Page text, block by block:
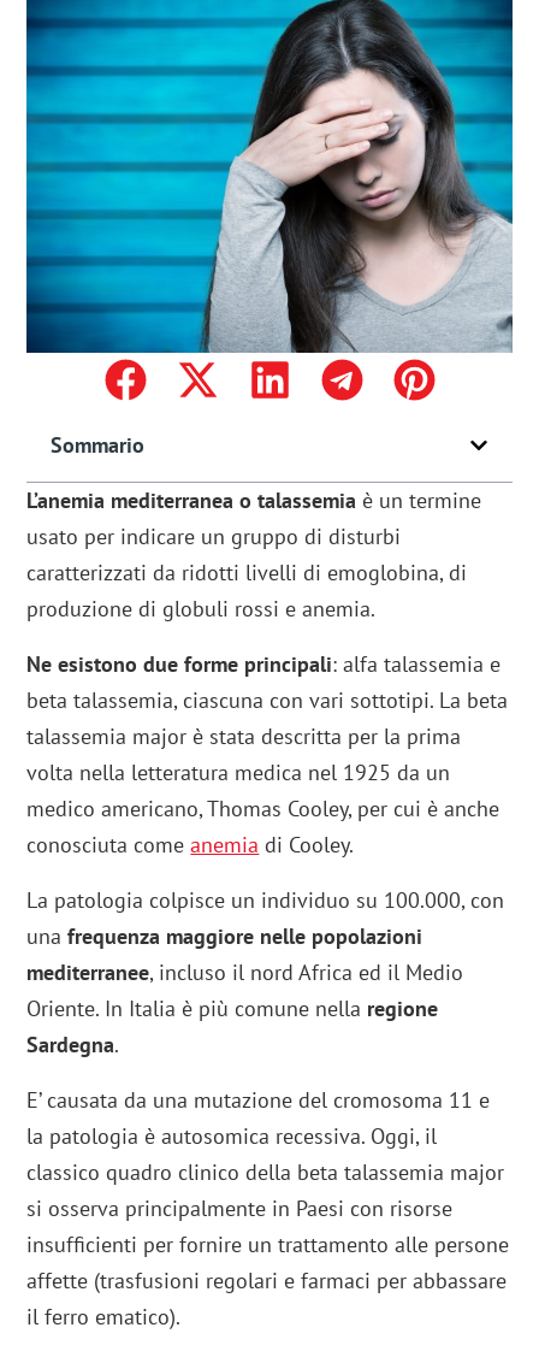
Sommario
L’anemia mediterranea o talassemia è un termine
usato per indicare un gruppo di disturbi
caratterizzati da ridotti livelli di emoglobina, di
produzione di globuli rossi e anemia.
Ne esistono due forme principali: alfa talassemia e
beta talassemia, ciascuna con vari sottotipi. La beta
talassemia major è stata descritta per la prima
volta nella letteratura medica nel 1925 da un
medico americano, Thomas Cooley, per cui è anche
conosciuta comeanemia di Cooley.
La patologia colpisce un individuo su 100.000, con
unafrequenza maggiore nelle popolazioni
mediterranee, incluso il nord Africa ed il Medio
Oriente. In Italia è più comune nella regione
Sardegna.
E’ causata da una mutazione del cromosoma 11 e
la patologia è autosomica recessiva. Oggi, il
classico quadro clinico della beta talassemia major
si osserva principalmente in Paesi con risorse
insufficienti per fornire un trattamento alle persone
affette (trasfusioni regolari e farmaci per abbassare
il ferro ematico).